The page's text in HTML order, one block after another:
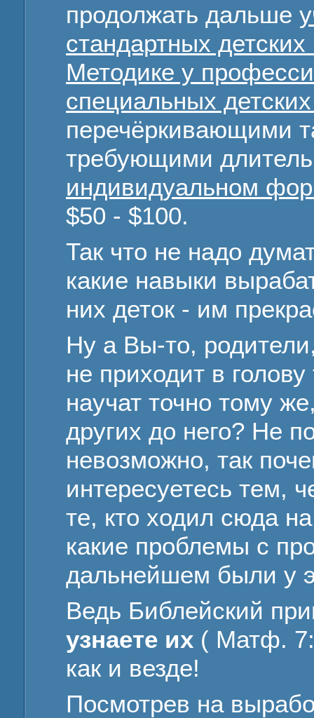
продолжать дальше
стандартных
Методике у
специальных
перечёркивающими
требующими
индивидуальном
$50 - $100.
Так что не надо
какие навыки
них деток - им
Ну а Вы-то,
не приходит в
научат точно тому
других до него? Не
невозможно, так
интересуетесь тем,
те, кто ходил сюда
какие проблемы с
дальнейшем были у
Ведь Библейский
узнаете их ( Матф.
как и везде!
Посмотрев на